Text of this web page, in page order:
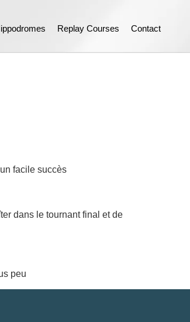
Replay Courses Contact
facile succès
dans le tournant final et de
peu